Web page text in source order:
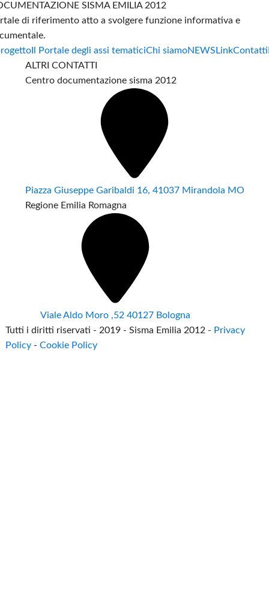
SISMA EMILIA 2012
di riferimento atto a svolgere funzione informativa e
Il Portale degli assi tematiciChi siamoNEWS LinkContatti
ALTRI CONTATTI
Centro documentazione sisma 2012
Piazza Giuseppe Garibaldi 16, 41037 Mirandola MO
Regione Emilia Romagna
Viale Aldo Moro ,52 40127 Bologna
Tutti i diritti riservati - 2019 - Sisma Emilia 2012 - Privacy
Policy -Cookie Policy